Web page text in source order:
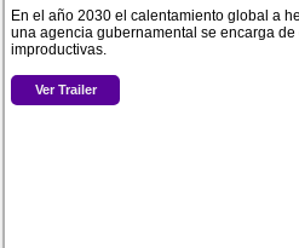
En el año 2030 el calentamiento global a
una agencia gubernamental se encarga
improductivas.
Ver Trailer